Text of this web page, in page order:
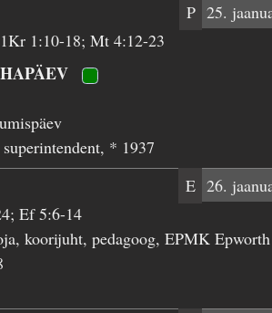
P 25.
1:10-18; Mt 4:12-23
* 1937
E 26.
Ef 5:6-14
koorijuht, pedagoog, EPMK Epworth